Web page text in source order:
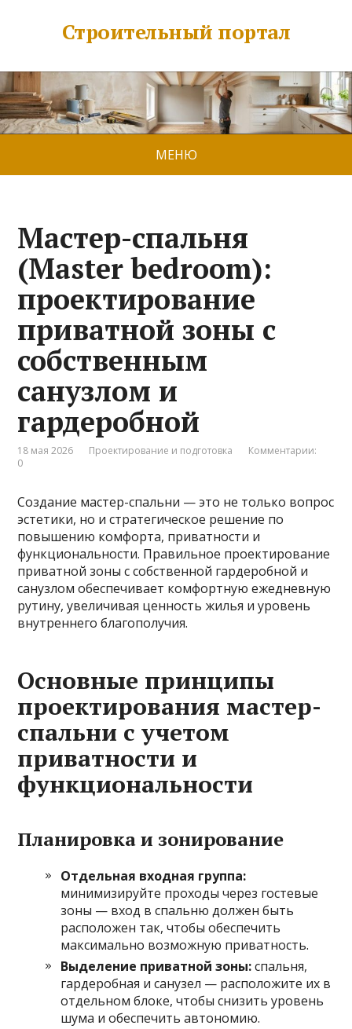
Строительный портал
МЕНЮ
Мастер-спальня
(Master bedroom):
проектирование
приватной зоны с
собственным
санузлом и
гардеробной
18 мая 2026 Проектирование и подготовка
Комментарии:
0
Создание мастер-спальни — это не только вопрос
эстетики, но и стратегическое решение по
повышению комфорта, приватности и
функциональности. Правильное проектирование
приватной зоны с собственной гардеробной и
санузлом обеспечивает комфортную ежедневную
рутину, увеличивая ценность жилья и уровень
внутреннего благополучия.
Основные принципы
проектирования мастер-
спальни с учетом
приватности и
функциональности
Планировка и зонирование
Отдельная входная группа:
минимизируйте проходы через гостевые
зоны — вход в спальню должен быть
расположен так, чтобы обеспечить
максимально возможную приватность.
Выделение приватной зоны:спальня,
гардеробная и санузел — расположите их в
отдельном блоке, чтобы снизить уровень
шума и обеспечить автономию.